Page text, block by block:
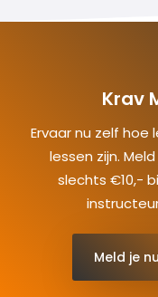
Krav
Ervaar nu zelf hoe
lessen zijn.
slechts €10,-
Meld je